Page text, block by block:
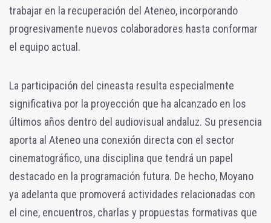
trabajar en la recuperación del Ateneo, incorporando
progresivamente nuevos colaboradores hasta conformar
el equipo actual.
La participación del cineasta resulta especialmente
significativa por la proyección que ha alcanzado en los
últimos años dentro del audiovisual andaluz. Su presencia
aporta al Ateneo una conexión directa con el sector
cinematográfico, una disciplina que tendrá un papel
destacado en la programación futura. De hecho, Moyano
ya adelanta que promoverá actividades relacionadas con
el cine, encuentros, charlas y propuestas formativas que